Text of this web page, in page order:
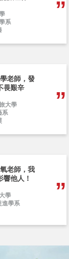
系
老師，發
畏艱辛
大學
系
老師，我
響他人！
學
進學系